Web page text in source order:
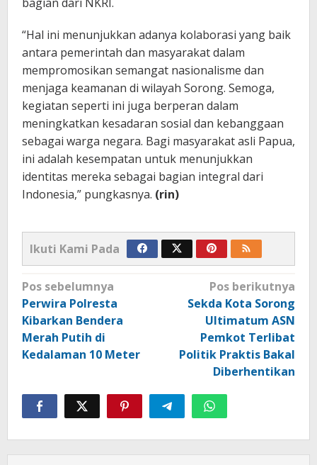
“Hal ini menunjukkan adanya kolaborasi yang baik
antara pemerintah dan masyarakat dalam
mempromosikan semangat nasionalisme dan
menjaga keamanan di wilayah Sorong. Semoga,
kegiatan seperti ini juga berperan dalam
meningkatkan kesadaran sosial dan kebanggaan
sebagai warga negara. Bagi masyarakat asli Papua,
ini adalah kesempatan untuk menunjukkan
identitas mereka sebagai bagian integral dari
Indonesia,” pungkasnya. (rin)
Ikuti Kami Pada
Navigasi
pos
Pos sebelumnya
Perwira Polresta
Kibarkan Bendera
Merah Putih di
Kedalaman 10 Meter
Pos berikutnya
Sekda Kota Sorong
Ultimatum ASN
Pemkot Terlibat
Politik Praktis Bakal
Diberhentikan